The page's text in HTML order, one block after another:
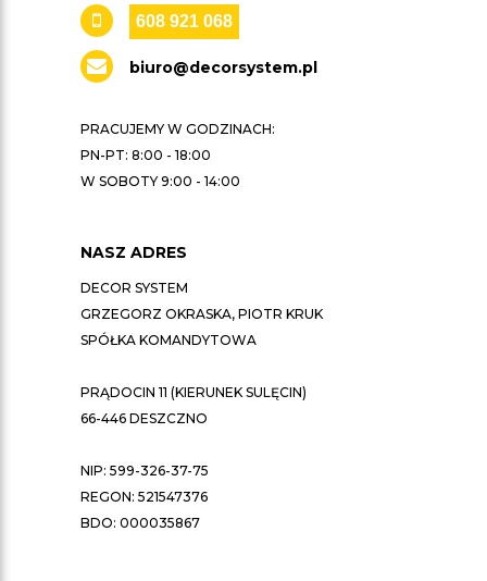
608 921 068
biuro@decorsystem.pl
PRACUJEMY W GODZINACH:
PN-PT: 8:00 - 18:00
W SOBOTY 9:00 - 14:00
NASZ ADRES
DECOR SYSTEM
GRZEGORZ OKRASKA, PIOTR KRUK
SPÓŁKA KOMANDYTOWA
PRĄDOCIN 11 (KIERUNEK SULĘCIN)
66-446 DESZCZNO
NIP: 599-326-37-75
REGON: 521547376
BDO: 000035867